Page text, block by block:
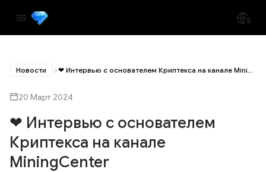
Новости ❤ Интервью с основателем Криптекса на канале MiningCenter
20 Март 2024
❤ Интервью с основателем
Криптекса на канале
MiningCenter